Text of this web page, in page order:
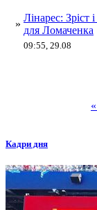
»
Лінарес:
для Ломаченка
09:55, 29.08
Кадри дня